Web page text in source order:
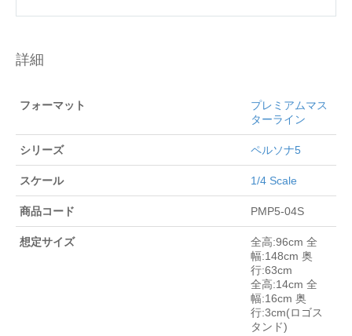
詳細
フォーマット
プレミアムマス
ターライン
シリーズ ペルソナ5
スケール 1/4 Scale
商品コード PMP5-04S
想定サイズ
全高:96cm 全
幅:148cm 奥
行:63cm
全高:14cm 全
幅:16cm 奥
行:3cm(ロゴス
タンド)